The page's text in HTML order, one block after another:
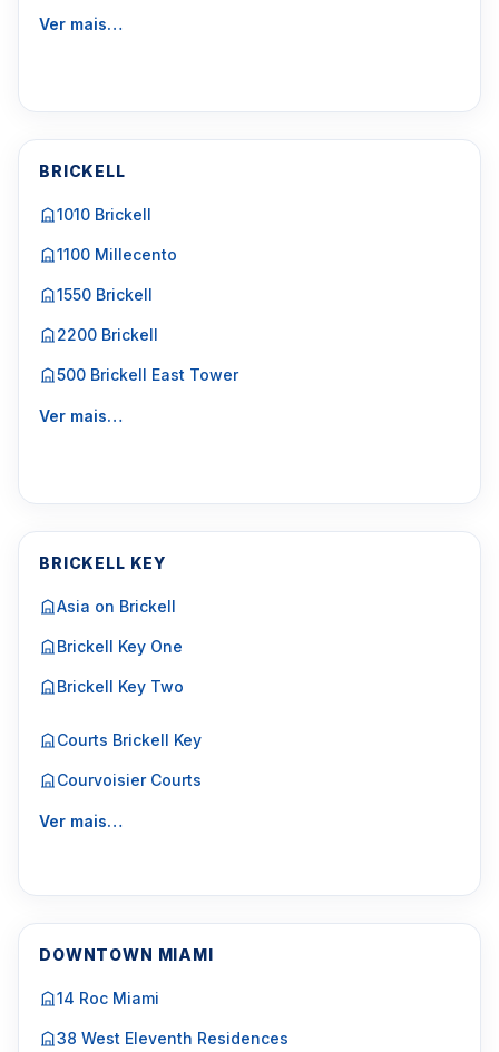
Ver mais…
BRICKELL
1010 Brickell
1100 Millecento
1550 Brickell
2200 Brickell
500 Brickell East Tower
Ver mais…
BRICKELL KEY
Asia on Brickell
Brickell Key One
Brickell Key Two
Courts Brickell Key
Courvoisier Courts
Ver mais…
DOWNTOWN MIAMI
14 Roc Miami
38 West Eleventh Residences